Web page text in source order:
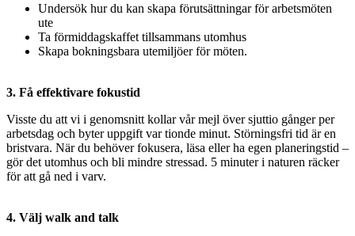
Undersök hur du kan skapa förutsättningar för arbetsmöten
ute
Ta förmiddagskaffet tillsammans utomhus
Skapa bokningsbara utemiljöer för möten.
3. Få effektivare fokustid
Visste du att vi i genomsnitt kollar vår mejl över sjuttio gånger per
arbetsdag och byter uppgift var tionde minut. Störningsfri tid är en
bristvara. När du behöver fokusera, läsa eller ha egen planeringstid –
gör det utomhus och bli mindre stressad. 5 minuter i naturen räcker
för att gå ned i varv.
4. Välj walk and talk